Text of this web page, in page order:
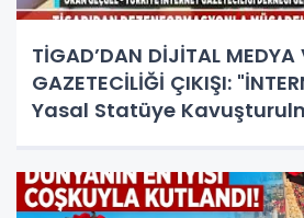
TİGAD’DAN DİJİTAL MEDYA
GAZETECİLİĞİ ÇIKIŞI:
Yasal Statüye